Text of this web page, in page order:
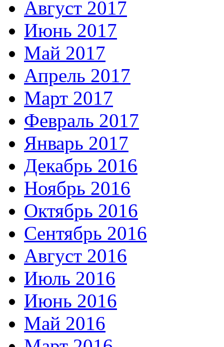
Август 2017
Июнь 2017
Май 2017
Апрель 2017
Март 2017
Февраль 2017
Январь 2017
Декабрь 2016
Ноябрь 2016
Октябрь 2016
Сентябрь 2016
Август 2016
Июль 2016
Июнь 2016
Май 2016